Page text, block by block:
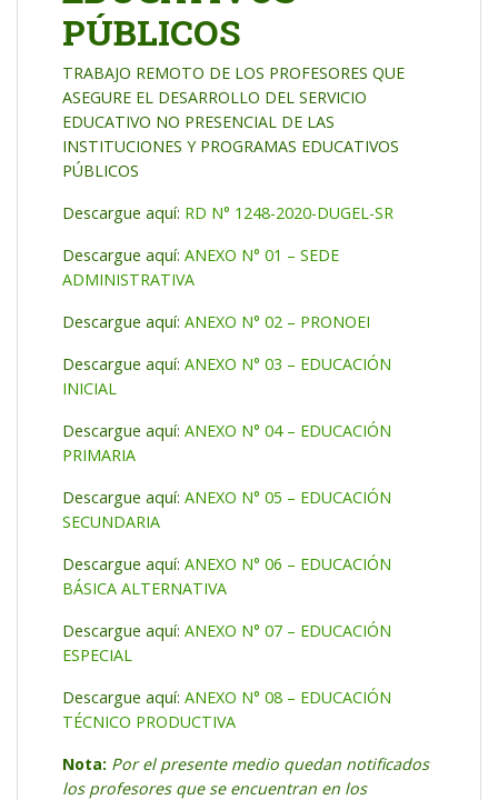
PÚBLICOS
TRABAJO REMOTO DE LOS PROFESORES QUE
ASEGURE EL DESARROLLO DEL SERVICIO
EDUCATIVO NO PRESENCIAL DE LAS
INSTITUCIONES Y PROGRAMAS EDUCATIVOS
PÚBLICOS
Descargue aquí: RD N° 1248-2020-DUGEL-SR
Descargue aquí: ANEXO N° 01 – SEDE
ADMINISTRATIVA
Descargue aquí: ANEXO N° 02 – PRONOEI
Descargue aquí: ANEXO N° 03 – EDUCACIÓN
INICIAL
Descargue aquí: ANEXO N° 04 – EDUCACIÓN
PRIMARIA
Descargue aquí: ANEXO N° 05 – EDUCACIÓN
SECUNDARIA
Descargue aquí: ANEXO N° 06 – EDUCACIÓN
BÁSICA ALTERNATIVA
Descargue aquí: ANEXO N° 07 – EDUCACIÓN
ESPECIAL
Descargue aquí: ANEXO N° 08 – EDUCACIÓN
TÉCNICO PRODUCTIVA
Nota: Por el presente medio quedan notificados
los profesores que se encuentran en los